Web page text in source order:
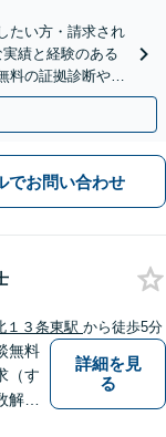
たい方・請求され
績と経験のある
料の証拠診断や着
さい。
でお問い合わせ
１３条東駅 から徒歩5分
無料
（す
解
詳細を見
る